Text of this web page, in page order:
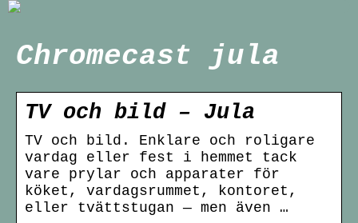
Chromecast jula
TV och bild – Jula
TV och bild. Enklare och roligare
vardag eller fest i hemmet tack
vare prylar och apparater för
köket, vardagsrummet, kontoret,
eller tvättstugan — men även …